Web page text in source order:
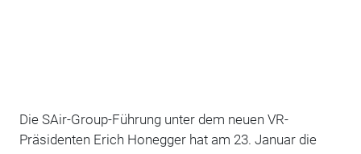
Die SAir-Group-Führung unter dem neuen VR-
Präsidenten Erich Honegger hat am 23. Januar die